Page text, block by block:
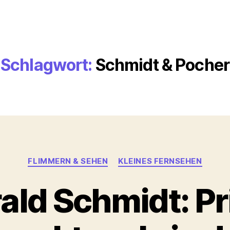
Schlagwort: Schmidt & Pocher
Kategorien
FLIMMERN & SEHEN KLEINES FERNSEHEN
Schmidt: